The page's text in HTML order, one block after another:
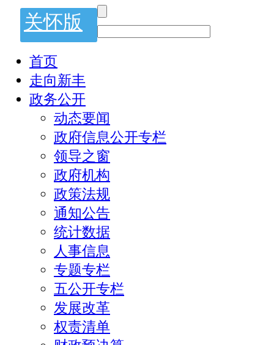
关怀版
首页
走向新丰
政务公开
动态要闻
政府信息公开专栏
领导之窗
政府机构
政策法规
通知公告
统计数据
人事信息
专题专栏
五公开专栏
发展改革
权责清单